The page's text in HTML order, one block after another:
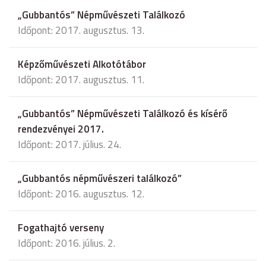
„Gubbantós” Népművészeti Találkozó
Időpont: 2017. augusztus. 13.
Képzőművészeti Alkotótábor
Időpont: 2017. augusztus. 11.
„Gubbantós” Népművészeti Találkozó és kísérő
rendezvényei 2017.
Időpont: 2017. július. 24.
„Gubbantós népművészeri találkozó”
Időpont: 2016. augusztus. 12.
Fogathajtó verseny
Időpont: 2016. július. 2.